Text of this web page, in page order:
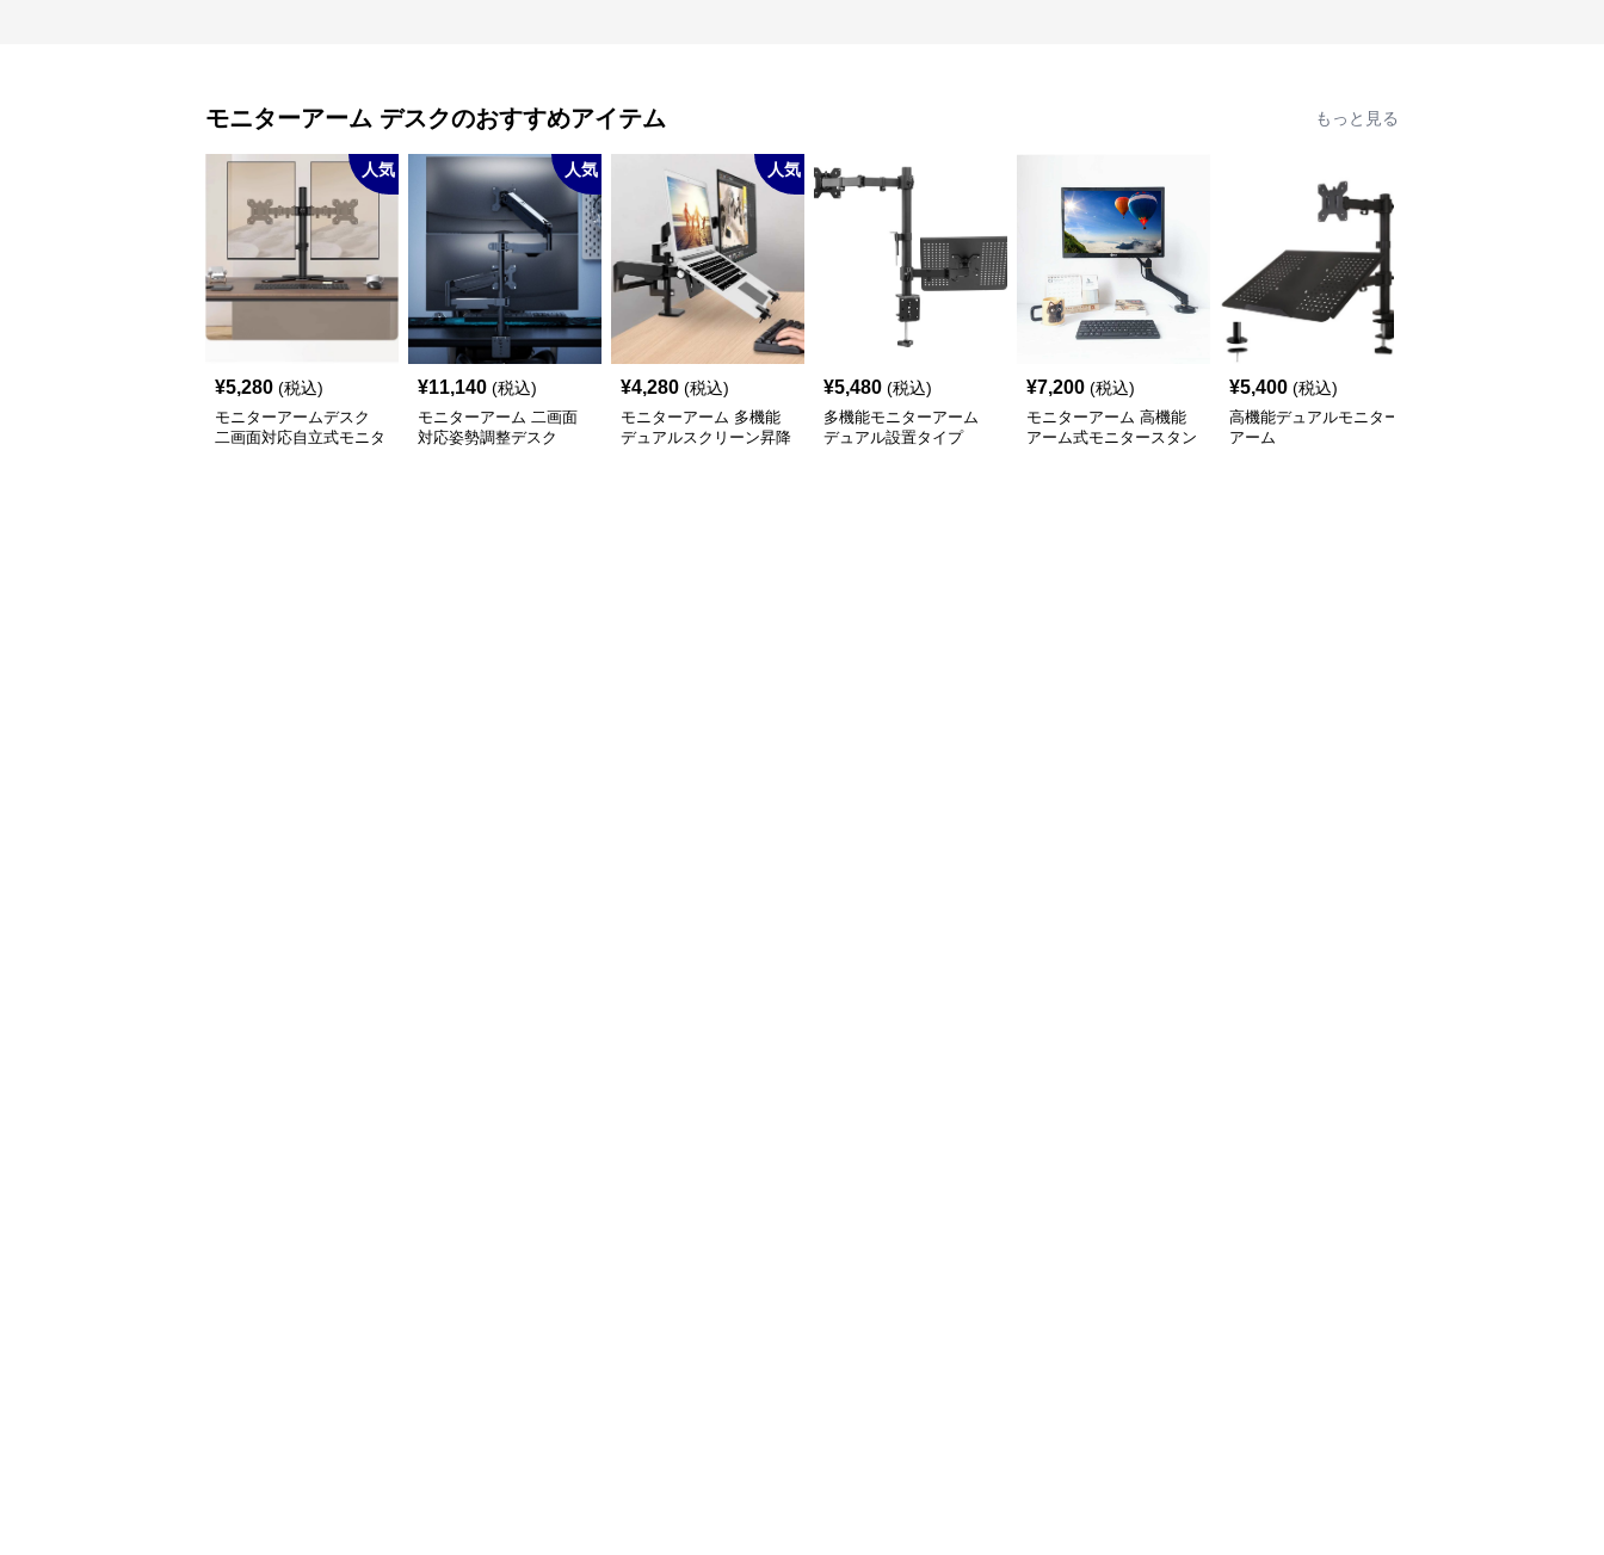
モニターアーム デスクのおすすめアイテム もっと見る
人気
¥5,280 (税込)
モニターアームデスク
二画面対応自立式モニタ
人気
¥11,140 (税込)
モニターアーム 二画面
対応姿勢調整デスク
人気
¥4,280 (税込)
モニターアーム 多機能
デュアルスクリーン昇降
¥5,480 (税込)
多機能モニターアーム
デュアル設置タイプ
¥7,200 (税込)
モニターアーム 高機能
アーム式モニタースタン
¥5,400 (税込)
高機能デュアルモニター
アーム